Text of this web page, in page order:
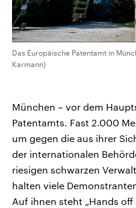
Das Europäische Patentamt in
Karmann)
München – vor dem
Patentamts. Fast 2.000
um gegen die aus ihrer
der internationalen
riesigen schwarzen
halten viele
Auf ihnen steht „Hands off